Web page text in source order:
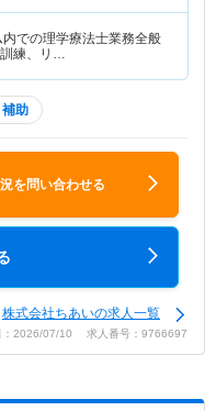
での理学療法士業務全般
訓練、リ…
助
を問い合わせる
株式会社ちあいの求人一覧
：2026/07/10 求人番号：9766697